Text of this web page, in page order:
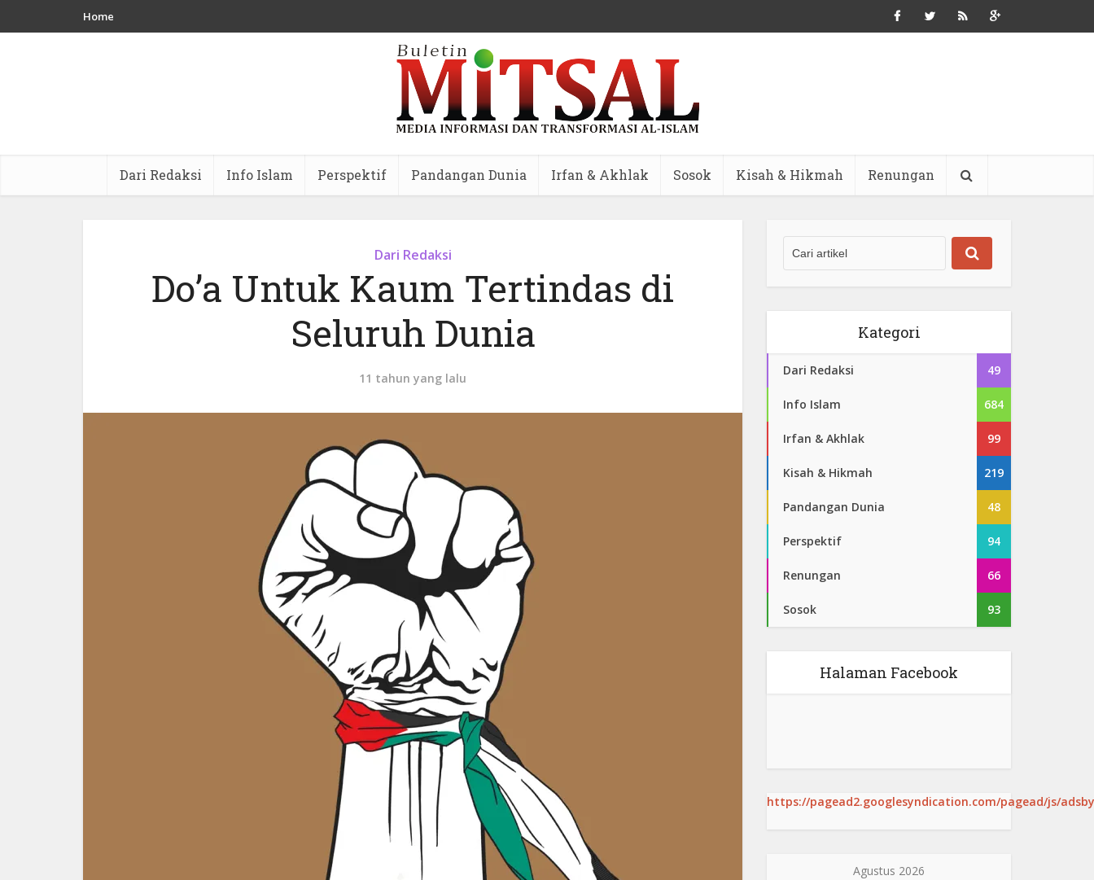
Home
Dari Redaksi Info Islam Perspektif Pandangan Dunia Irfan & Akhlak Sosok Kisah & Hikmah Renungan
Dari Redaksi
Do’a Untuk Kaum Tertindas di
Seluruh Dunia
11 tahun yang lalu
Kategori
Dari Redaksi 49
Info Islam 684
Irfan & Akhlak 99
Kisah & Hikmah 219
Pandangan Dunia 48
Perspektif 94
Renungan 66
Sosok 93
Halaman Facebook
https://pagead2.googlesyndication.com/pagead/js/
Agustus 2026